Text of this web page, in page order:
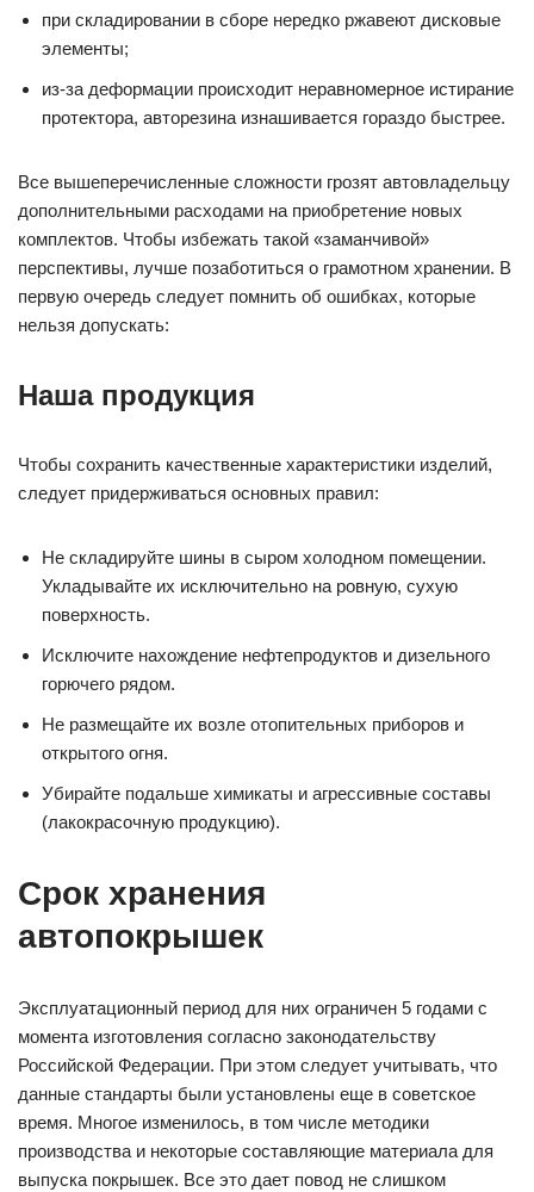
при складировании в сборе нередко ржавеют дисковые
элементы;
из-за деформации происходит неравномерное истирание
протектора, авторезина изнашивается гораздо быстрее.
Все вышеперечисленные сложности грозят автовладельцу
дополнительными расходами на приобретение новых
комплектов. Чтобы избежать такой «заманчивой»
перспективы, лучше позаботиться о грамотном хранении. В
первую очередь следует помнить об ошибках, которые
нельзя допускать:
Наша продукция
Чтобы сохранить качественные характеристики изделий,
следует придерживаться основных правил:
Не складируйте шины в сыром холодном помещении.
Укладывайте их исключительно на ровную, сухую
поверхность.
Исключите нахождение нефтепродуктов и дизельного
горючего рядом.
Не размещайте их возле отопительных приборов и
открытого огня.
Убирайте подальше химикаты и агрессивные составы
(лакокрасочную продукцию).
Срок хранения
автопокрышек
Эксплуатационный период для них ограничен 5 годами с
момента изготовления согласно законодательству
Российской Федерации. При этом следует учитывать, что
данные стандарты были установлены еще в советское
время. Многое изменилось, в том числе методики
производства и некоторые составляющие материала для
выпуска покрышек. Все это дает повод не слишком